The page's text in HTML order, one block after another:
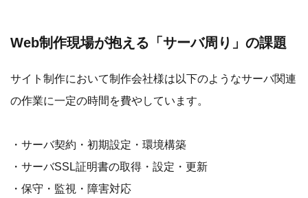
Web制作現場が抱える「サーバ周り」の課題
サイト制作において制作会社様は以下のようなサーバ関連
の作業に一定の時間を費やしています。
・サーバ契約・初期設定・環境構築
・サーバSSL証明書の取得・設定・更新
・保守・監視・障害対応